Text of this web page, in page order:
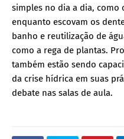
simples no dia a dia, como
enquanto escovam os
banho e reutilização de
como a rega de plantas.
também estão sendo
da crise hídrica em suas
debate nas salas de aula.